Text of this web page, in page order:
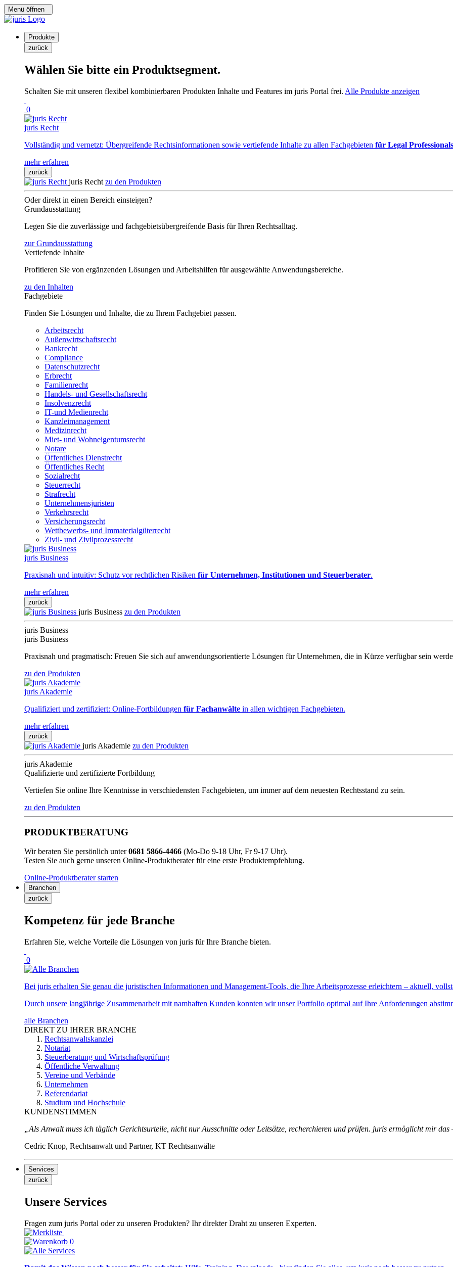
Menü öffnen
Produkte
zurück
Wählen Sie bitte ein Produktsegment.
Schalten Sie mit unseren flexibel kombinierbaren Produkten Inhalte und Features im juris Portal frei. Alle Produkte anzeigen
0
juris Recht
Vollständig und vernetzt: Übergreifende Rechtsinformationen sowie vertiefende Inhalte zu allen Fachgebieten für Legal Professionals
mehr erfahren
zurück
juris Recht zu den Produkten
Oder direkt in einen Bereich einsteigen?
Grundausstattung
Legen Sie die zuverlässige und fachgebietsübergreifende Basis für Ihren Rechtsalltag.
zur Grundausstattung
Vertiefende Inhalte
Profitieren Sie von ergänzenden Lösungen und Arbeitshilfen für ausgewählte Anwendungsbereiche.
zu den Inhalten
Fachgebiete
Finden Sie Lösungen und Inhalte, die zu Ihrem Fachgebiet passen.
Arbeitsrecht
Außenwirtschaftsrecht
Bankrecht
Compliance
Datenschutzrecht
Erbrecht
Familienrecht
Handels- und Gesellschaftsrecht
Insolvenzrecht
IT-und Medienrecht
Kanzleimanagement
Medizinrecht
Miet- und Wohneigentumsrecht
Notare
Öffentliches Dienstrecht
Öffentliches Recht
Sozialrecht
Steuerrecht
Strafrecht
Unternehmensjuristen
Verkehrsrecht
Versicherungsrecht
Wettbewerbs- und Immaterialgüterrecht
Zivil- und Zivilprozessrecht
juris Business
Praxisnah und intuitiv: Schutz vor rechtlichen Risiken für Unternehmen, Institutionen und Steuerberater.
mehr erfahren
zurück
juris Business zu den Produkten
juris Business
juris Business
Praxisnah und pragmatisch: Freuen Sie sich auf anwendungsorientierte Lösungen für Unternehmen, die in Kürze verfügbar sein
zu den Produkten
juris Akademie
Qualifiziert und zertifiziert: Online-Fortbildungen für Fachanwälte in allen wichtigen Fachgebieten.
mehr erfahren
zurück
juris Akademie zu den Produkten
juris Akademie
Qualifizierte und zertifizierte Fortbildung
Vertiefen Sie online Ihre Kenntnisse in verschiedensten Fachgebieten, um immer auf dem neuesten Rechtsstand zu sein.
zu den Produkten
PRODUKTBERATUNG
Wir beraten Sie persönlich unter0681 5866-4466 (Mo-Do 9-18 Uhr, Fr 9-17 Uhr).
Testen Sie auch gerne unseren Online-Produktberater für eine erste Produktempfehlung.
Online-Produktberater starten
Branchen
zurück
Kompetenz für jede Branche
Erfahren Sie, welche Vorteile die Lösungen von juris für Ihre Branche bieten.
0
Bei juris erhalten Sie genau die juristischen Informationen und Management-Tools, die Ihre Arbeitsprozesse erleichtern – aktuell,
Durch unsere langjährige Zusammenarbeit mit namhaften Kunden konnten wir unser Portfolio optimal auf Ihre Anforderungen
alle Branchen
DIREKT ZU IHRER BRANCHE
Rechtsanwaltskanzlei
Notariat
Steuerberatung und Wirtschaftsprüfung
Öffentliche Verwaltung
Vereine und Verbände
Unternehmen
Referendariat
Studium und Hochschule
KUNDENSTIMMEN
„Als Anwalt muss ich täglich Gerichtsurteile, nicht nur Ausschnitte oder Leitsätze, recherchieren und prüfen. juris ermöglicht mir
Cedric Knop, Rechtsanwalt und Partner, KT Rechtsanwälte
Services
zurück
Unsere Services
Fragen zum juris Portal oder zu unseren Produkten? Ihr direkter Draht zu unseren Experten.
0